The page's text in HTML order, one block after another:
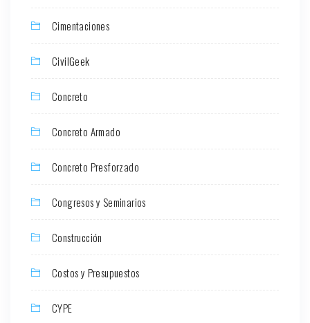
Cimentaciones
CivilGeek
Concreto
Concreto Armado
Concreto Presforzado
Congresos y Seminarios
Construcción
Costos y Presupuestos
CYPE